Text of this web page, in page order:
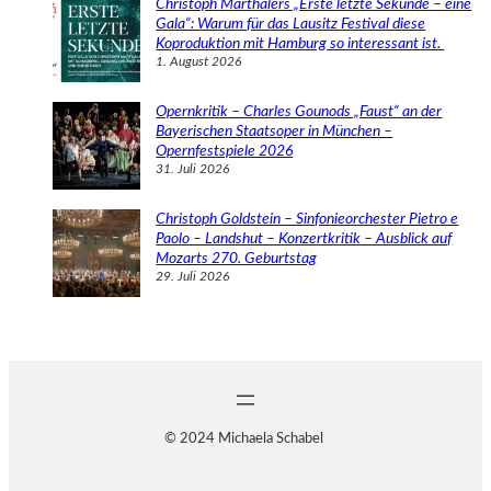
Christoph Marthalers „Erste letzte Sekunde – eine
Gala“: Warum für das Lausitz Festival diese
Koproduktion mit Hamburg so interessant ist.
1. August 2026
Opernkritik – Charles Gounods „Faust“ an der
Bayerischen Staatsoper in München –
Opernfestspiele 2026
31. Juli 2026
Christoph Goldstein – Sinfonieorchester Pietro e
Paolo – Landshut – Konzertkritik – Ausblick auf
Mozarts 270. Geburtstag
29. Juli 2026
© 2024 Michaela Schabel